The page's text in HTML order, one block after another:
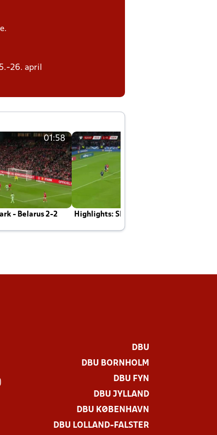
26. april
01:58
- Belarus 2-2 Highlights: Skotland - Danmark 4-2
DBU
DBU BORNHOLM
DBU FYN
DBU JYLLAND
DBU KØBENHAVN
DBU LOLLAND-FALSTER